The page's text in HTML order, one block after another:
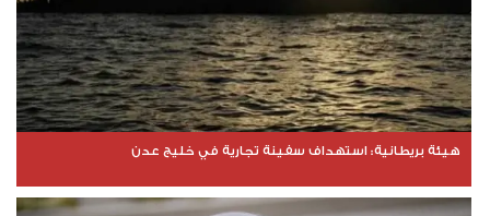
هيئة بريطانية: استهداف سفينة تجارية في خليج عدن